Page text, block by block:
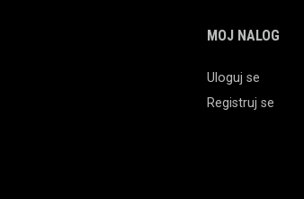
MOJ NALOG
Uloguj se
Registruj se